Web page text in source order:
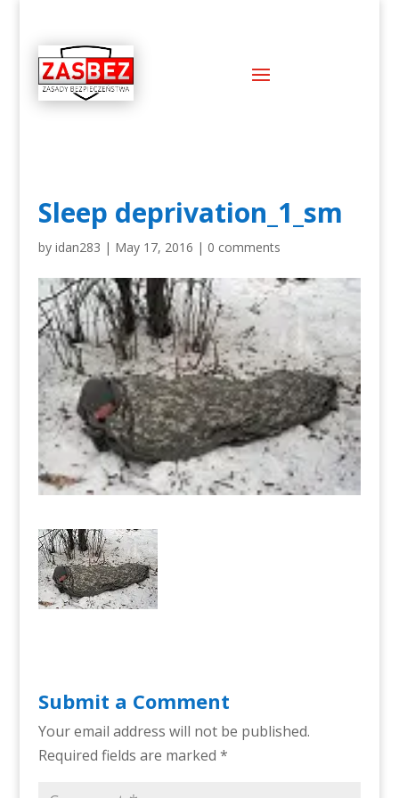
Sleep deprivation_1_sm
by idan283 | May 17, 2016 | 0 comments
Submit a Comment
Your email address will not be published.
Required fields are marked *